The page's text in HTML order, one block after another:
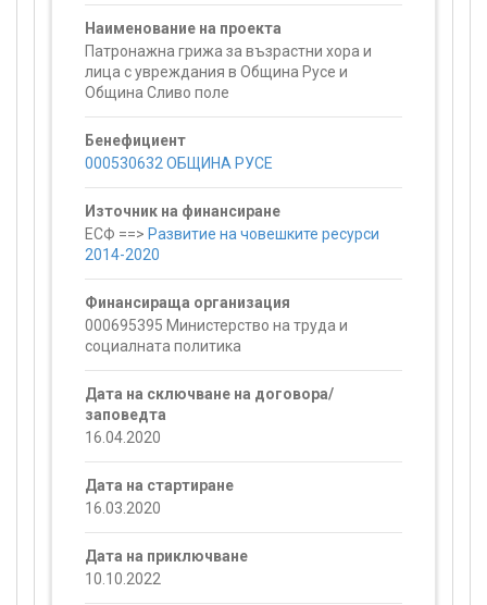
Наименование на проекта
Патронажна грижа за възрастни хора и
лица с увреждания в Община Русе и
Община Сливо поле
Бенефициент
000530632 ОБЩИНА РУСЕ
Източник на финансиране
ЕСФ ==> Развитие на човешките ресурси
2014-2020
Финансираща организация
000695395 Министерство на труда и
социалната политика
Дата на сключване на договора/
заповедта
16.04.2020
Дата на стартиране
16.03.2020
Дата на приключване
10.10.2022